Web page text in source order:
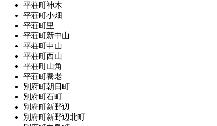
平荘町神木
平荘町小畑
平荘町里
平荘町新中山
平荘町中山
平荘町西山
平荘町山角
平荘町養老
別府町朝日町
別府町石町
別府町新野辺
別府町新野辺北町